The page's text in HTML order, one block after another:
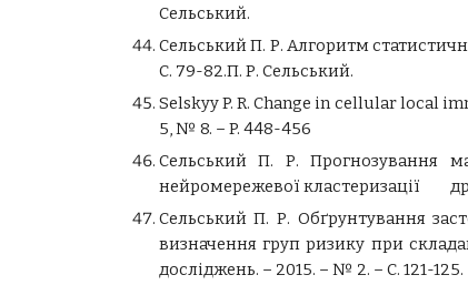
Сельський.
Сельський П. Р. Алгоритм
С. 79-82.П. Р. Сельський.
Selskyy P. R. Change in cellular local
5, № 8. – P. 448-456
Сельський П. Р. Прогнозування
нейромережевої кластеризації
Сельський П. Р. Обґрунтування
визначення груп ризику при
досліджень. – 2015. – № 2. – С. 121-